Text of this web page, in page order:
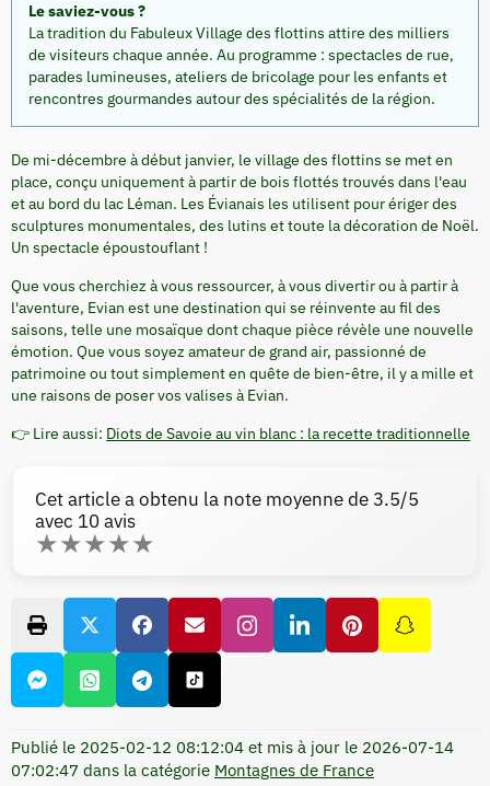
Le saviez-vous ?
La tradition du Fabuleux Village des flottins attire des milliers
de visiteurs chaque année. Au programme : spectacles de rue,
parades lumineuses, ateliers de bricolage pour les enfants et
rencontres gourmandes autour des spécialités de la région.
De mi-décembre à début janvier, le village des flottins se met en
place, conçu uniquement à partir de bois flottés trouvés dans l'eau
et au bord du lac Léman. Les Évianais les utilisent pour ériger des
sculptures monumentales, des lutins et toute la décoration de Noël.
Un spectacle époustouflant !
Que vous cherchiez à vous ressourcer, à vous divertir ou à partir à
l'aventure, Evian est une destination qui se réinvente au fil des
saisons, telle une mosaïque dont chaque pièce révèle une nouvelle
émotion. Que vous soyez amateur de grand air, passionné de
patrimoine ou tout simplement en quête de bien-être, il y a mille et
une raisons de poser vos valises à Evian.
👉 Lire aussi: Diots de Savoie au vin blanc : la recette traditionnelle
Cet article a obtenu la note moyenne de 3.5/5
avec 10avis
★★★★★
Publié le 2025-02-12 08:12:04 et mis à jour le 2026-07-14
07:02:47 dans la catégorie Montagnes de France